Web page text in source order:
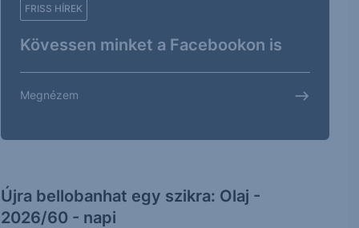
FRISS HÍREK
Kövessen minket a Facebookon is
Megnézem
Újra bellobanhat egy szikra: Olaj -
2026/60 - napi